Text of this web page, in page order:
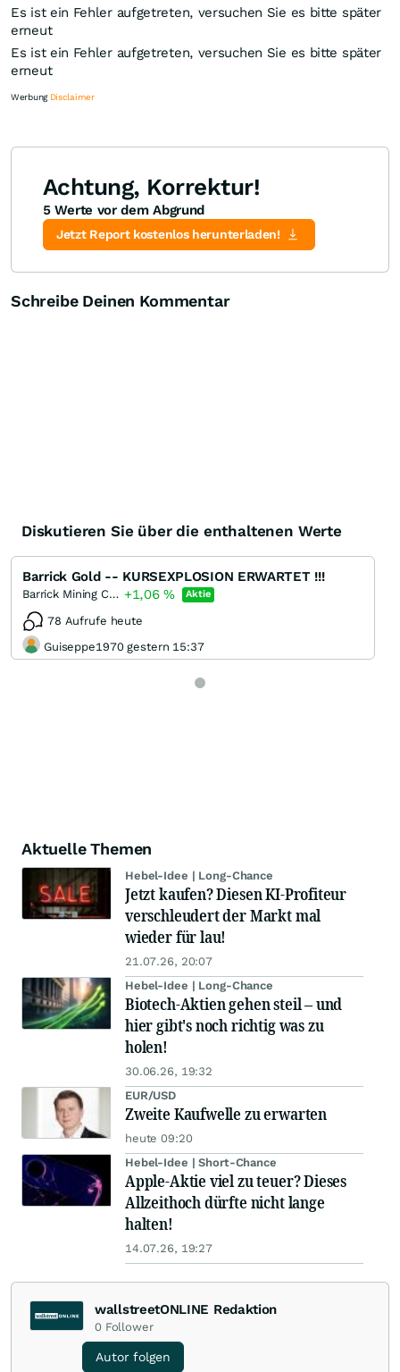
Es ist ein Fehler aufgetreten, versuchen Sie es bitte später
erneut
Es ist ein Fehler aufgetreten, versuchen Sie es bitte später
erneut
Knock-Out-Suche
Optionsschein-Suche
Zertifikate-Suche
Werbung Disclaimer
Achtung, Korrektur!
5 Werte vor dem Abgrund
Jetzt Report kostenlos herunterladen!
Schreibe Deinen Kommentar
Diskutieren Sie über die enthaltenen Werte
Barrick Gold -- KURSEXPLOSION ERWARTET !!!
Barrick Mining Corporation +1,06% Aktie
78 Aufrufe heute
Guiseppe1970 gestern 15:37
Aktuelle Themen
Hebel-Idee | Long-Chance
Jetzt kaufen? Diesen KI-Profiteur
verschleudert der Markt mal
wieder für lau!
21.07.26, 20:07
Hebel-Idee | Long-Chance
Biotech-Aktien gehen steil – und
hier gibt's noch richtig was zu
holen!
30.06.26, 19:32
EUR/USD
Zweite Kaufwelle zu erwarten
heute 09:20
Hebel-Idee | Short-Chance
Apple-Aktie viel zu teuer? Dieses
Allzeithoch dürfte nicht lange
halten!
14.07.26, 19:27
wallstreetONLINE Redaktion
0 Follower
Autor folgen